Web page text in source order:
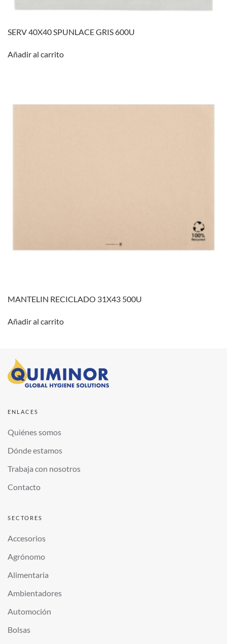
SERV 40X40 SPUNLACE GRIS 600U
Añadir al carrito
MANTELIN RECICLADO 31X43 500U
Añadir al carrito
ENLACES
Quiénes somos
Dónde estamos
Trabaja con nosotros
Contacto
SECTORES
Accesorios
Agrónomo
Alimentaria
Ambientadores
Automoción
Bolsas